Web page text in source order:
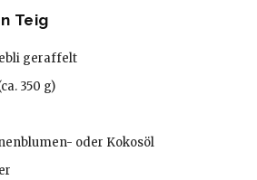
Teig
geraffelt
350 g)
oder Kokosöl